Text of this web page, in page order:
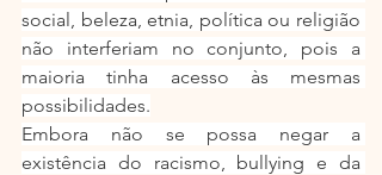
social, beleza, etnia, política ou religião
não interferiam no conjunto, pois a
maioria tinha acesso às mesmas
possibilidades.
Embora não se possa negar a
existência do racismo, bullying e da